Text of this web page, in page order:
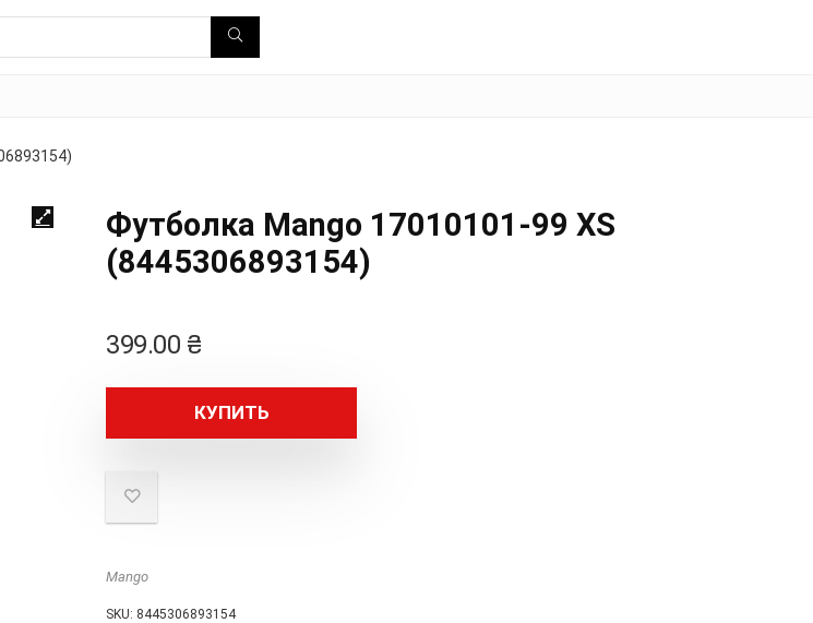
Футболка Mango 17010101-99 XS
(8445306893154)
399.00 ₴
КУПИТЬ
Mango
SKU: 8445306893154